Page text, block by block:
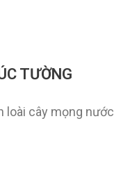
TƯỜNG
loài cây mọng nước